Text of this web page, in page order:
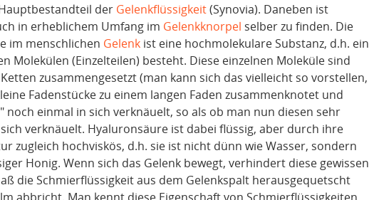
der Gelenkflüssigkeit(Synovia). Daneben ist
in erheblichem Umfang im Gelenkknorpel selber zu finden. Die
im menschlichen Gelenk ist eine hochmolekulare Substanz, d.h. ein
Molekülen (Einzelteilen) besteht. Diese einzelnen Moleküle sind
zusammengesetzt (man kann sich das vielleicht so vorstellen,
Fadenstücke zu einem langen Faden zusammenknotet und
noch einmal in sich verknäuelt, so als ob man nun diesen sehr
verknäuelt. Hyaluronsäure ist dabei flüssig, aber durch ihre
zugleich hochviskös, d.h. sie ist nicht dünn wie Wasser, sondern
Honig. Wenn sich das Gelenk bewegt, verhindert diese gewissen
die Schmierflüssigkeit aus dem Gelenkspalt herausgequetscht
abbricht. Man kennt diese Eigenschaft von Schmierflüssigkeiten